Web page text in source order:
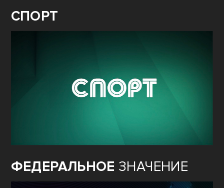
СПОРТ
ФЕДЕРАЛЬНОЕ ЗНАЧЕНИЕ